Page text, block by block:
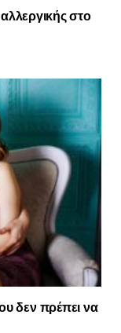
στο
δεν πρέπει να